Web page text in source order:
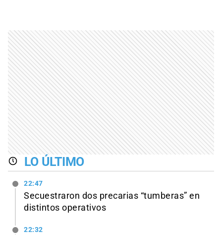
LO ÚLTIMO
22:47
Secuestraron dos precarias “tumberas” en
distintos operativos
22:32